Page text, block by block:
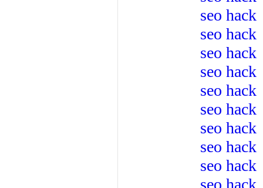
seo hack
seo hack
seo hack
seo hack
seo hack
seo hack
seo hack
seo hack
seo hack
seo hack